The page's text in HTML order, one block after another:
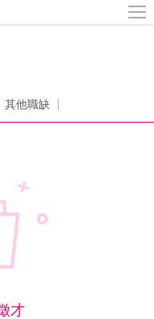
其他職缺
才